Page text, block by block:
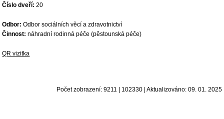
Číslo dveří:20
Odbor: Odbor sociálních věcí a zdravotnictví
Činnost:náhradní rodinná péče (pěstounská péče)
QR vizitka
Počet zobrazení: 9211 | 102330 | Aktualizováno: 09. 01. 2025